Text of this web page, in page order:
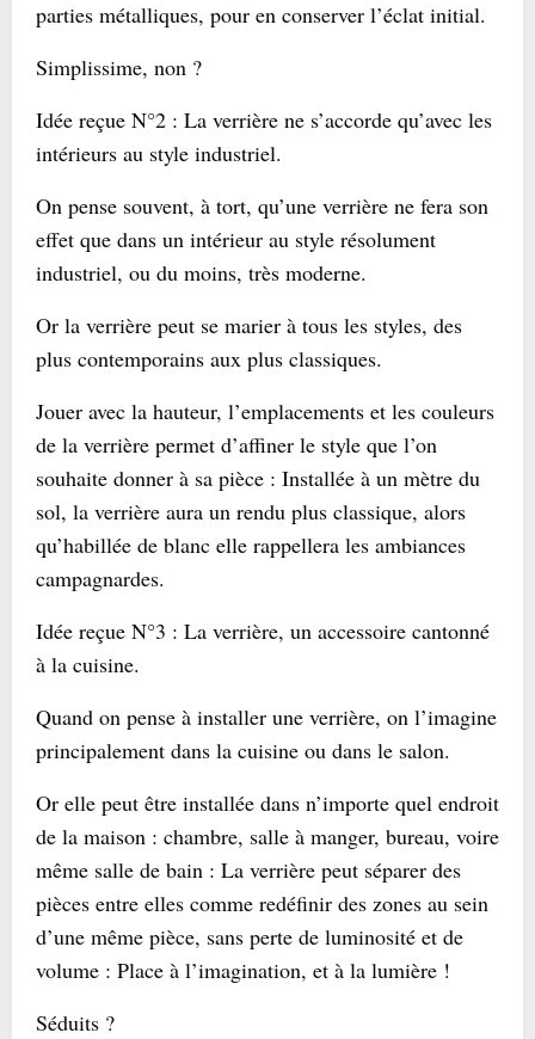
parties métalliques, pour en conserver l’éclat initial.
Simplissime, non ?
Idée reçue N°2 : La verrière ne s’accorde qu’avec les
intérieurs au style industriel.
On pense souvent, à tort, qu’une verrière ne fera son
effet que dans un intérieur au style résolument
industriel, ou du moins, très moderne.
Or la verrière peut se marier à tous les styles, des
plus contemporains aux plus classiques.
Jouer avec la hauteur, l’emplacements et les couleurs
de la verrière permet d’affiner le style que l’on
souhaite donner à sa pièce : Installée à un mètre du
sol, la verrière aura un rendu plus classique, alors
qu’habillée de blanc elle rappellera les ambiances
campagnardes.
Idée reçue N°3 : La verrière, un accessoire cantonné
à la cuisine.
Quand on pense à installer une verrière, on l’imagine
principalement dans la cuisine ou dans le salon.
Or elle peut être installée dans n’importe quel endroit
de la maison : chambre, salle à manger, bureau, voire
même salle de bain : La verrière peut séparer des
pièces entre elles comme redéfinir des zones au sein
d’une même pièce, sans perte de luminosité et de
volume : Place à l’imagination, et à la lumière !
Séduits ?